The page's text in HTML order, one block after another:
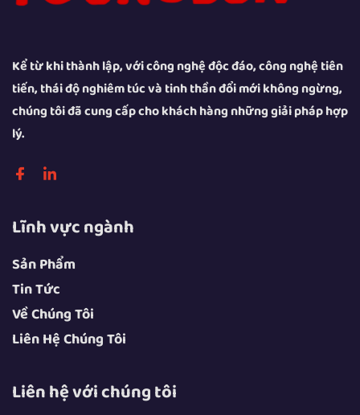
Kể từ khi thành lập, với công nghệ độc đáo, công nghệ tiên
tiến, thái độ nghiêm túc và tinh thần đổi mới không ngừng,
chúng tôi đã cung cấp cho khách hàng những giải pháp hợp
lý.
Lĩnh vực ngành
Sản Phẩm
Tin Tức
Về Chúng Tôi
Liên Hệ Chúng Tôi
Liên hệ với chúng tôi